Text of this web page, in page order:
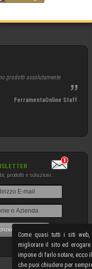
Come quasi tutti i siti
migliorare il sito ed
impone di farlo notare, ecco
che puoi chiudere per
prodotti assolutamente
FerramentaOnline Staff
prodotti e soluzioni...
NewsLetter